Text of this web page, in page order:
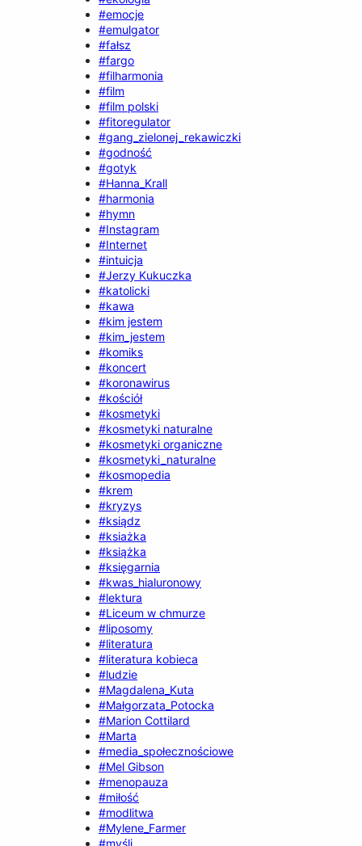
#emocje
#emulgator
#fałsz
#fargo
#filharmonia
#film
#film polski
#fitoregulator
#gang_zielonej_rekawiczki
#godność
#gotyk
#Hanna_Krall
#harmonia
#hymn
#Instagram
#Internet
#intuicja
#Jerzy Kukuczka
#katolicki
#kawa
#kim jestem
#kim_jestem
#komiks
#koncert
#koronawirus
#kościół
#kosmetyki
#kosmetyki naturalne
#kosmetyki organiczne
#kosmetyki_naturalne
#kosmopedia
#krem
#kryzys
#ksiądz
#ksiażka
#książka
#księgarnia
#kwas_hialuronowy
#lektura
#Liceum w chmurze
#liposomy
#literatura
#literatura kobieca
#ludzie
#Magdalena_Kuta
#Małgorzata_Potocka
#Marion Cottilard
#Marta
#media_społecznościowe
#Mel Gibson
#menopauza
#miłość
#modlitwa
#Mylene_Farmer
#myśli